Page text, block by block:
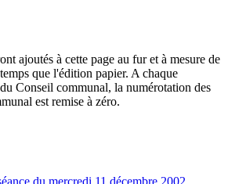
ajoutés à cette page au fur et à mesure de
que l'édition papier. A chaque
Conseil communal, la numérotation des
est remise à zéro.